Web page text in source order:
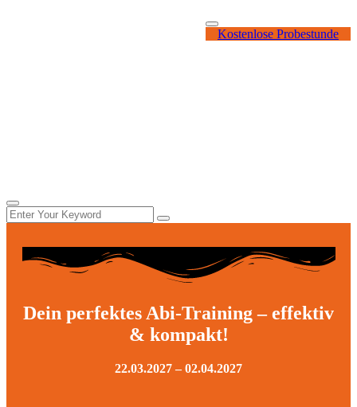
Kostenlose Probestunde
Dein perfektes Abi-Training – effektiv
& kompakt!
22.03.2027 – 02.04.2027